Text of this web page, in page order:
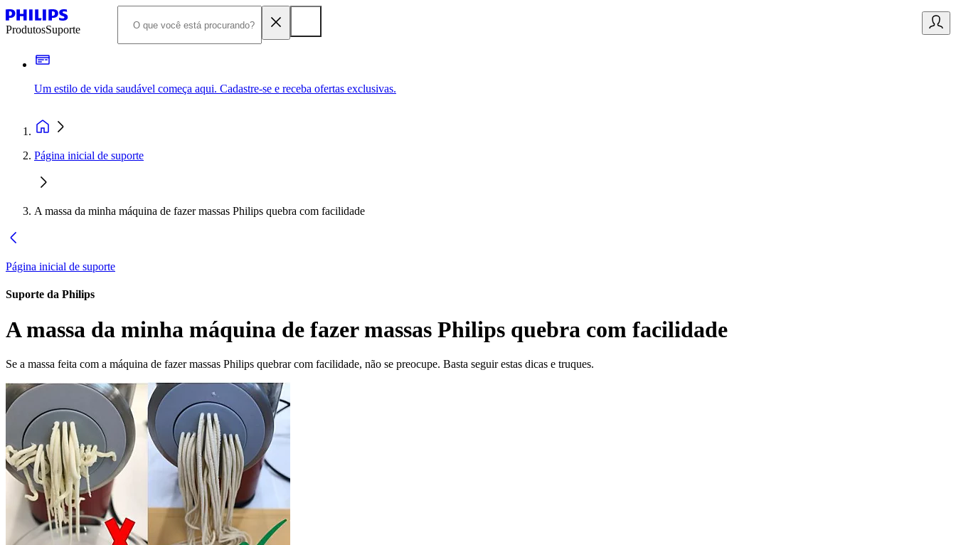
ProdutosSuporte
Um estilo de vida saudável começa aqui. Cadastre-se e receba ofertas exclusivas.
Página inicial de suporte
A massa da minha máquina de fazer massas Philips quebra com facilidade
Página inicial de suporte
Suporte da Philips
A massa da minha máquina de fazer massas Philips quebra com facilidade
Se a massa feita com a máquina de fazer massas Philips quebrar com facilidade, não se preocupe. Basta seguir estas dicas e truques.